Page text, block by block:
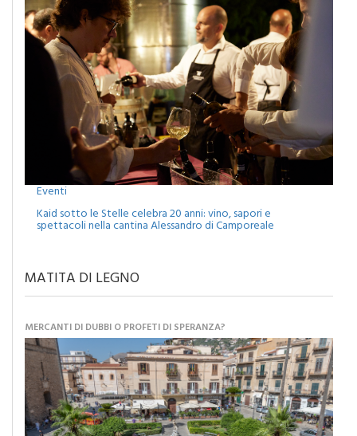
Eventi
Kaid sotto le Stelle celebra 20 anni: vino, sapori e
spettacoli nella cantina Alessandro di Camporeale
MATITA DI LEGNO
MERCANTI DI DUBBI O PROFETI DI SPERANZA?